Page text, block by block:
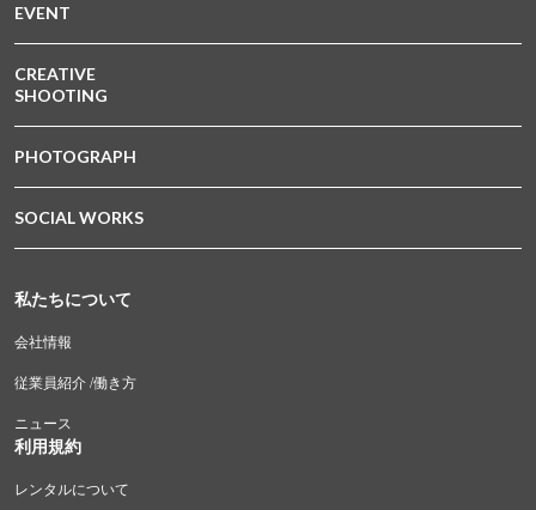
EVENT
CREATIVE
SHOOTING
PHOTOGRAPH
SOCIAL WORKS
私たちについて
会社情報
従業員紹介 /働き方
ニュース
利用規約
レンタルについて